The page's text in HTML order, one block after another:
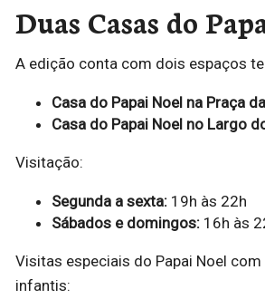
Duas Casas do
A edição conta com dois espaços
Casa do Papai Noel na Praça
Casa do Papai Noel no Largo
Visitação:
Segunda a sexta: 19h às 22h
Sábados e domingos: 16h às
Visitas especiais do Papai Noel
infantis: